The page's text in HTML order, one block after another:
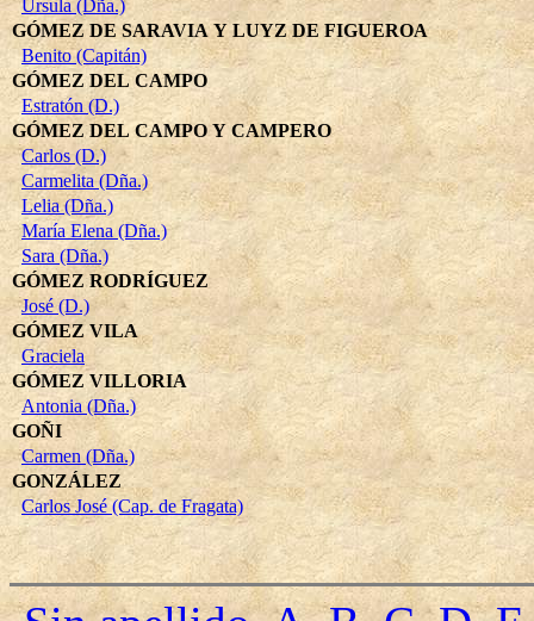
Ursula (Dña.)
GÓMEZ DE SARAVIA Y LUYZ DE FIGUEROA
Benito (Capitán)
GÓMEZ DEL CAMPO
Estratón (D.)
GÓMEZ DEL CAMPO Y CAMPERO
Carlos (D.)
Carmelita (Dña.)
Lelia (Dña.)
María Elena (Dña.)
Sara (Dña.)
GÓMEZ RODRÍGUEZ
José (D.)
GÓMEZ VILA
Graciela
GÓMEZ VILLORIA
Antonia (Dña.)
GOÑI
Carmen (Dña.)
GONZÁLEZ
Carlos José (Cap. de Fragata)